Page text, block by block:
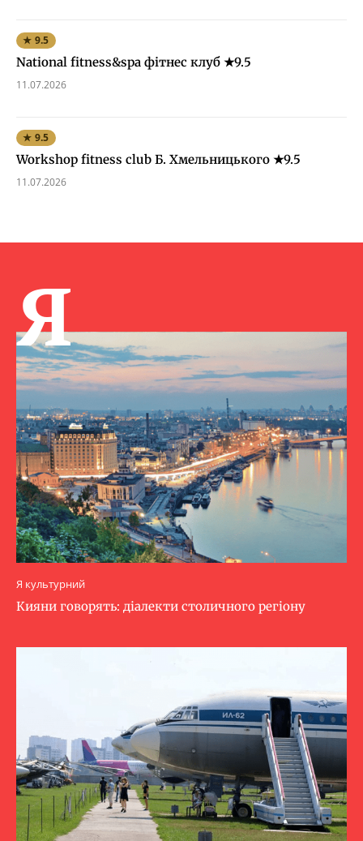
★ 9.5
National fitness&spa фітнес клуб ★9.5
11.07.2026
★ 9.5
Workshop fitness club Б. Хмельницького ★9.5
11.07.2026
Я
Я культурний
Кияни говорять: діалекти столичного регіону